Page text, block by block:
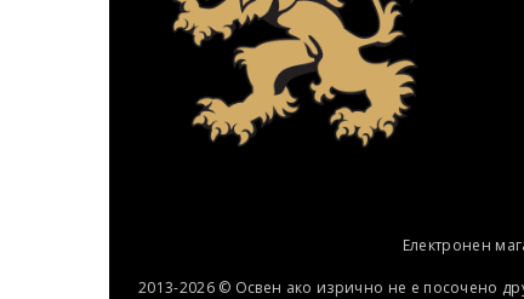
Електронен
2013-2026 © Освен ако изрично не е посочено